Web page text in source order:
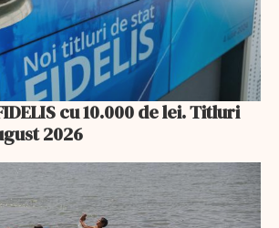
cu 10.000 de lei. Titluri
2026